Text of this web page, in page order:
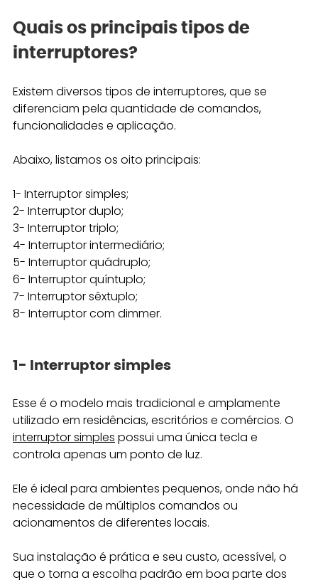
Quais os principais tipos de
interruptores?
Existem diversos tipos de interruptores, que se
diferenciam pela quantidade de comandos,
funcionalidades e aplicação.
Abaixo, listamos os oito principais:
1- Interruptor simples;
2- Interruptor duplo;
3- Interruptor triplo;
4- Interruptor intermediário;
5- Interruptor quádruplo;
6- Interruptor quíntuplo;
7- Interruptor sêxtuplo;
8- Interruptor com dimmer.
1- Interruptor simples
Esse é o modelo mais tradicional e amplamente
utilizado em residências, escritórios e comércios. O
interruptor simples possui uma única tecla e
controla apenas um ponto de luz.
Ele é ideal para ambientes pequenos, onde não há
necessidade de múltiplos comandos ou
acionamentos de diferentes locais.
Sua instalação é prática e seu custo, acessível, o
que o torna a escolha padrão em boa parte dos